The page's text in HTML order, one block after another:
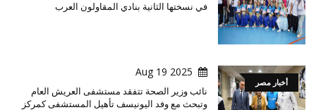
في نسختها الثانية بنادي المقاولون العرب
أخبار مصر
2025 Aug 19
نائب وزير الصحة تتفقد مستشفى العريش العام
وتبحث مع وفد اليونيسف تأهيل المستشفى كمركز